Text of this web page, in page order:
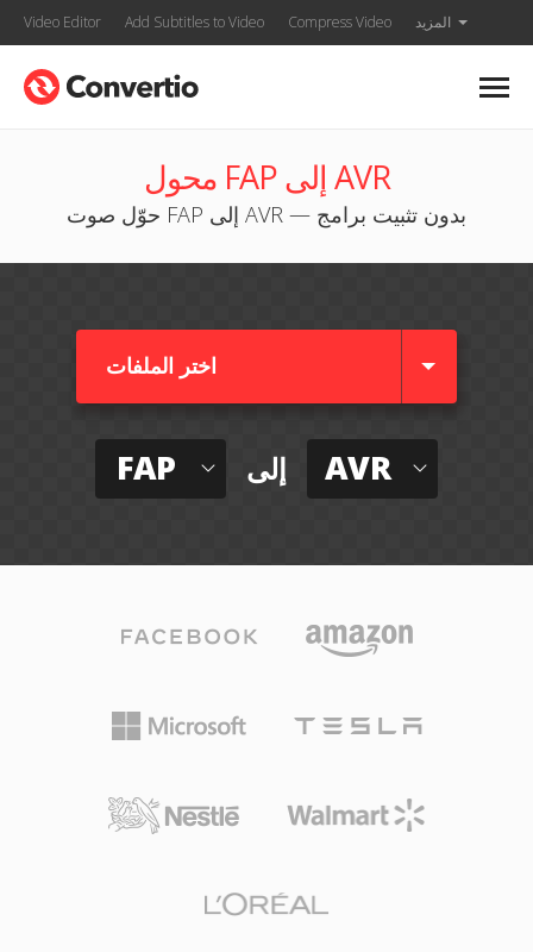
Video Editor Add Subtitles to Video Compress Video المزيد
محول FAP إلى AVR
حوّل صوت FAP إلى AVR — بدون تثبيت برامج
اختر الملفات
FAP إلى AVR